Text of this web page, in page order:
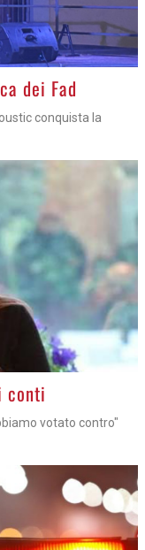
dei Fad
conquista la
conti
votato contro"